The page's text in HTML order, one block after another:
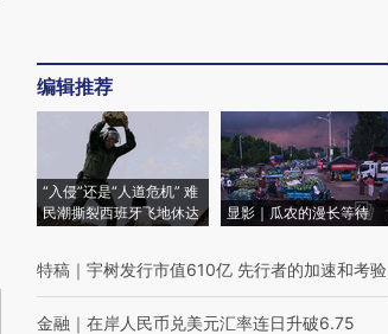
编辑推荐
“入侵”还是“人道危机” 难
民潮撕裂西班牙飞地休达
显影｜瓜农的漫长等待
特稿 ｜ 宇树发行市值610亿 先行者的加速和考验
金融 ｜ 在岸人民币兑美元汇率连日升破6.75